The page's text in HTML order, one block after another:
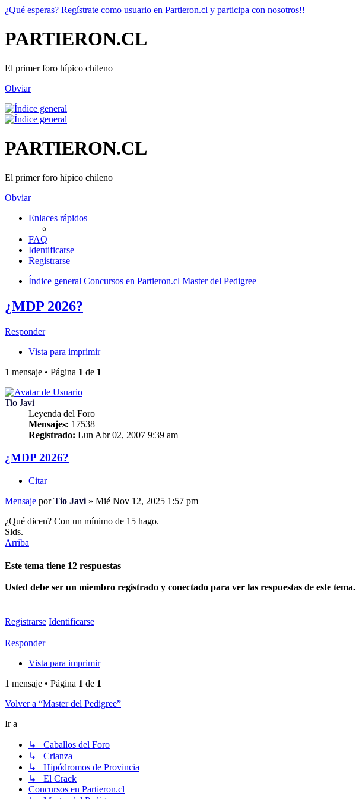
¿Qué esperas? Regístrate como usuario en Partieron.cl y participa con nosotros!!
PARTIERON.CL
El primer foro hípico chileno
Obviar
PARTIERON.CL
El primer foro hípico chileno
Obviar
Enlaces rápidos
FAQ
Identificarse
Registrarse
Índice general Concursos en Partieron.cl Master del Pedigree
¿MDP 2026?
Responder
Vista para imprimir
1 mensaje • Página 1 de 1
Tio Javi
Leyenda del Foro
Mensajes: 17538
Registrado: Lun Abr 02, 2007 9:39 am
¿MDP 2026?
Citar
Mensaje porTio Javi » Mié Nov 12, 2025 1:57 pm
¿Qué dicen? Con un mínimo de 15 hago.
Slds.
Arriba
Este tema tiene 12 respuestas
Usted debe ser un miembro registrado y conectado para ver las respuestas de este tema.
Registrarse Identificarse
Responder
Vista para imprimir
1 mensaje • Página 1 de 1
Volver a “Master del Pedigree”
Ir a
↳ Caballos del Foro
↳ Crianza
↳ Hipódromos de Provincia
↳ El Crack
Concursos en Partieron.cl